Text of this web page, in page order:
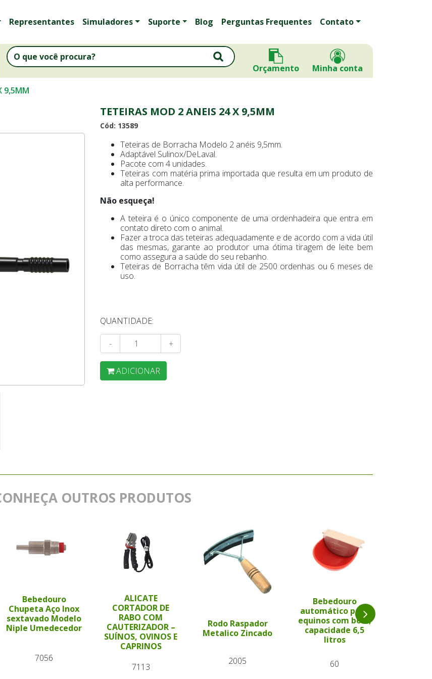
Representantes Simuladores Suporte Blog Perguntas Frequentes Contato
Orçamento Minha conta
9,5MM
TETEIRAS MOD 2 ANEIS 24 X 9,5MM
Cód: 13589
Teteiras de Borracha Modelo 2 anéis 9,5mm.
Adaptável Sulinox/DeLaval.
Pacote com 4 unidades.
Teteiras com matéria prima importada que resulta em um produto de
alta performance.
Não esqueça!
A teteira é o único componente de uma ordenhadeira que entra em
contato direto com o animal.
Fazer a troca das teteiras adequadamente e de acordo com a vida útil
das mesmas, garante ao produtor uma ótima tiragem de leite bem
como assegura a saúde do seu rebanho.
Teteiras de Borracha têm vida útil de 2500 ordenhas ou 6 meses de
uso.
QUANTIDADE:
- +
ADICIONAR
OUTROS PRODUTOS
Bebedouro
Chupeta Aço Inox
sextavado Modelo
Niple Umedecedor
7056
ALICATE
CORTADOR DE
RABO COM
CAUTERIZADOR –
SUÍNOS, OVINOS E
CAPRINOS
7113
Rodo Raspador
Metalico Zincado
2005
Bebedouro
automático para
equinos com boia,
capacidade 6,5
litros
60